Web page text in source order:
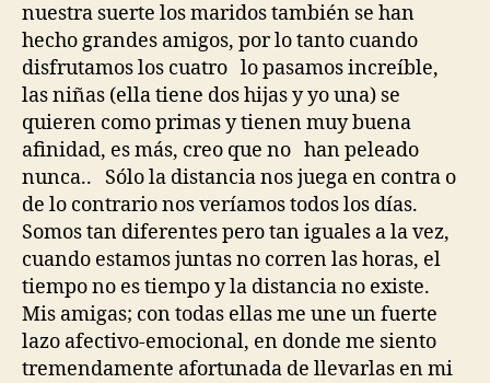
nuestra suerte los maridos también se han
hecho grandes amigos, por lo tanto cuando
disfrutamos los cuatro lo pasamos increíble,
las niñas (ella tiene dos hijas y yo una) se
quieren como primas y tienen muy buena
afinidad, es más, creo que no han peleado
nunca.. Sólo la distancia nos juega en contra o
de lo contrario nos veríamos todos los días.
Somos tan diferentes pero tan iguales a la vez,
cuando estamos juntas no corren las horas, el
tiempo no es tiempo y la distancia no existe.
Mis amigas; con todas ellas me une un fuerte
lazo afectivo-emocional, en donde me siento
tremendamente afortunada de llevarlas en mi